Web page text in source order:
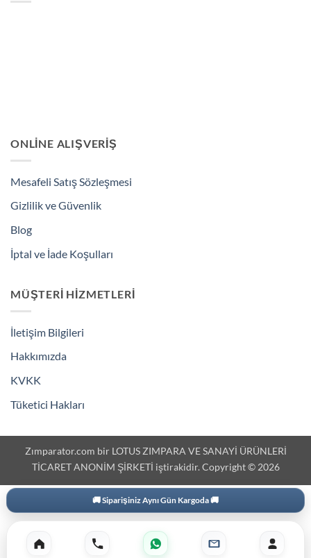
ONLINE ALIŞVERIŞ
Mesafeli Satış Sözleşmesi
Gizlilik ve Güvenlik
Blog
İptal ve İade Koşulları
MÜŞTERI HIZMETLERI
İletişim Bilgileri
Hakkımızda
KVKK
Tüketici Hakları
Zımparator.com bir LOTUS ZIMPARA VE SANAYİ ÜRÜNLERİ
TİCARET ANONİM ŞİRKETİ iştirakidir. Copyright © 2026
🚚 Siparişiniz Aynı Gün Kargoda 🚚